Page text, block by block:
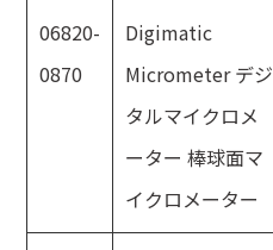
06820-
0870
Digimatic
Micrometer デジ
タルマイクロメ
ーター 棒球面マ
イクロメーター